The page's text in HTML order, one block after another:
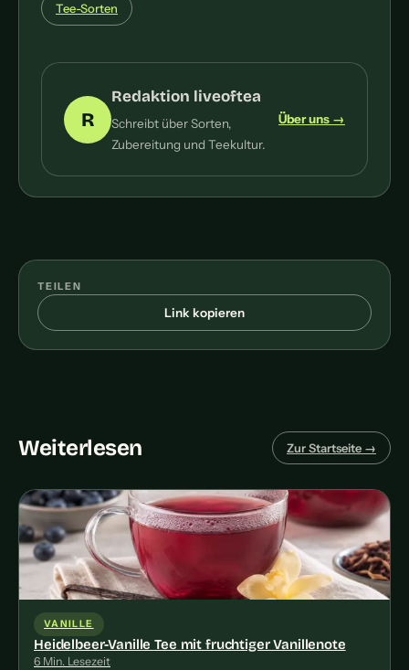
Tee-Sorten
R
Redaktion liveoftea
Schreibt über Sorten,
Zubereitung und Teekultur.
Über uns →
TEILEN
Link kopieren
Weiterlesen Zur Startseite →
VANILLE
Heidelbeer-Vanille Tee mit fruchtiger Vanillenote
6 Min. Lesezeit